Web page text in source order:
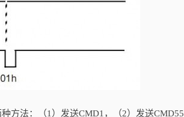
方法：（1）发送CMD1，（2）发送CMD55